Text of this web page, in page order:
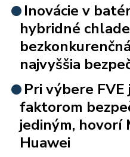
Inovácie v
hybridné
najvyššia
Pri výbere
faktorom
jediným, hovorí
Huawei